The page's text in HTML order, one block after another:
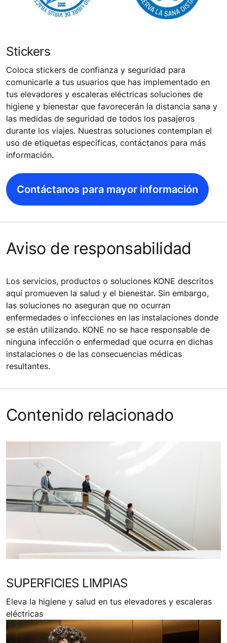
Stickers
Coloca stickers de confianza y seguridad para
comunicarle a tus usuarios que has implementado en
tus elevadores y escaleras eléctricas soluciones de
higiene y bienestar que favorecerán la distancia sana y
las medidas de seguridad de todos los pasajeros
durante los viajes. Nuestras soluciones contemplan el
uso de etiquetas específicas, contáctanos para más
información.
Contáctanos para mayor información
Aviso de responsabilidad
Los servicios, productos o soluciones KONE descritos
aquí promueven la salud y el bienestar. Sin embargo,
las soluciones no aseguran que no ocurran
enfermedades o infecciones en las instalaciones donde
se están utilizando. KONE no se hace responsable de
ninguna infección o enfermedad que ocurra en dichas
instalaciones o de las consecuencias médicas
resultantes.
Contenido relacionado
SUPERFICIES LIMPIAS
Eleva la higiene y salud en tus elevadores y escaleras
eléctricas